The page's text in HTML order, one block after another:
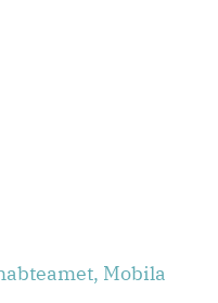
Mobila